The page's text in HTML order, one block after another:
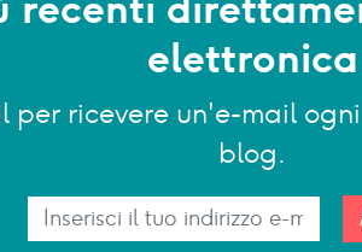
elettronica
per ricevere un'e-mail
blog.